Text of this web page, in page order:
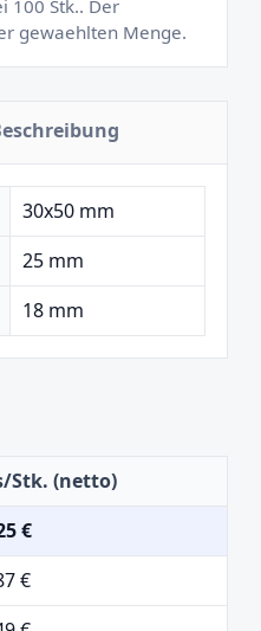
100 Stk.. Der
gewaehlten Menge.
30x50 mm
25 mm
18 mm
Stk. (netto)
€
€